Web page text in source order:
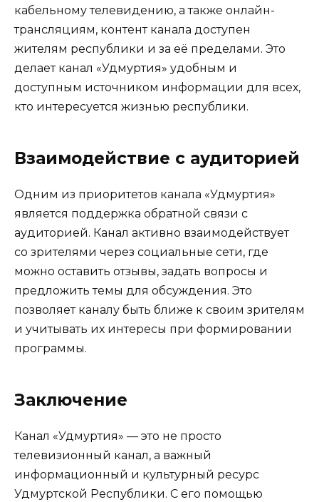
кабельному телевидению, а также онлайн-
трансляциям, контент канала доступен
жителям республики и за её пределами. Это
делает канал «Удмуртия» удобным и
доступным источником информации для всех,
кто интересуется жизнью республики.
Взаимодействие с аудиторией
Одним из приоритетов канала «Удмуртия»
является поддержка обратной связи с
аудиторией. Канал активно взаимодействует
со зрителями через социальные сети, где
можно оставить отзывы, задать вопросы и
предложить темы для обсуждения. Это
позволяет каналу быть ближе к своим зрителям
и учитывать их интересы при формировании
программы.
Заключение
Канал «Удмуртия» — это не просто
телевизионный канал, а важный
информационный и культурный ресурс
Удмуртской Республики. С его помощью